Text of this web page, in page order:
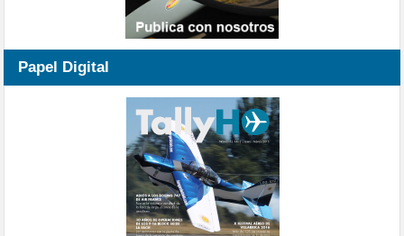
Papel Digital